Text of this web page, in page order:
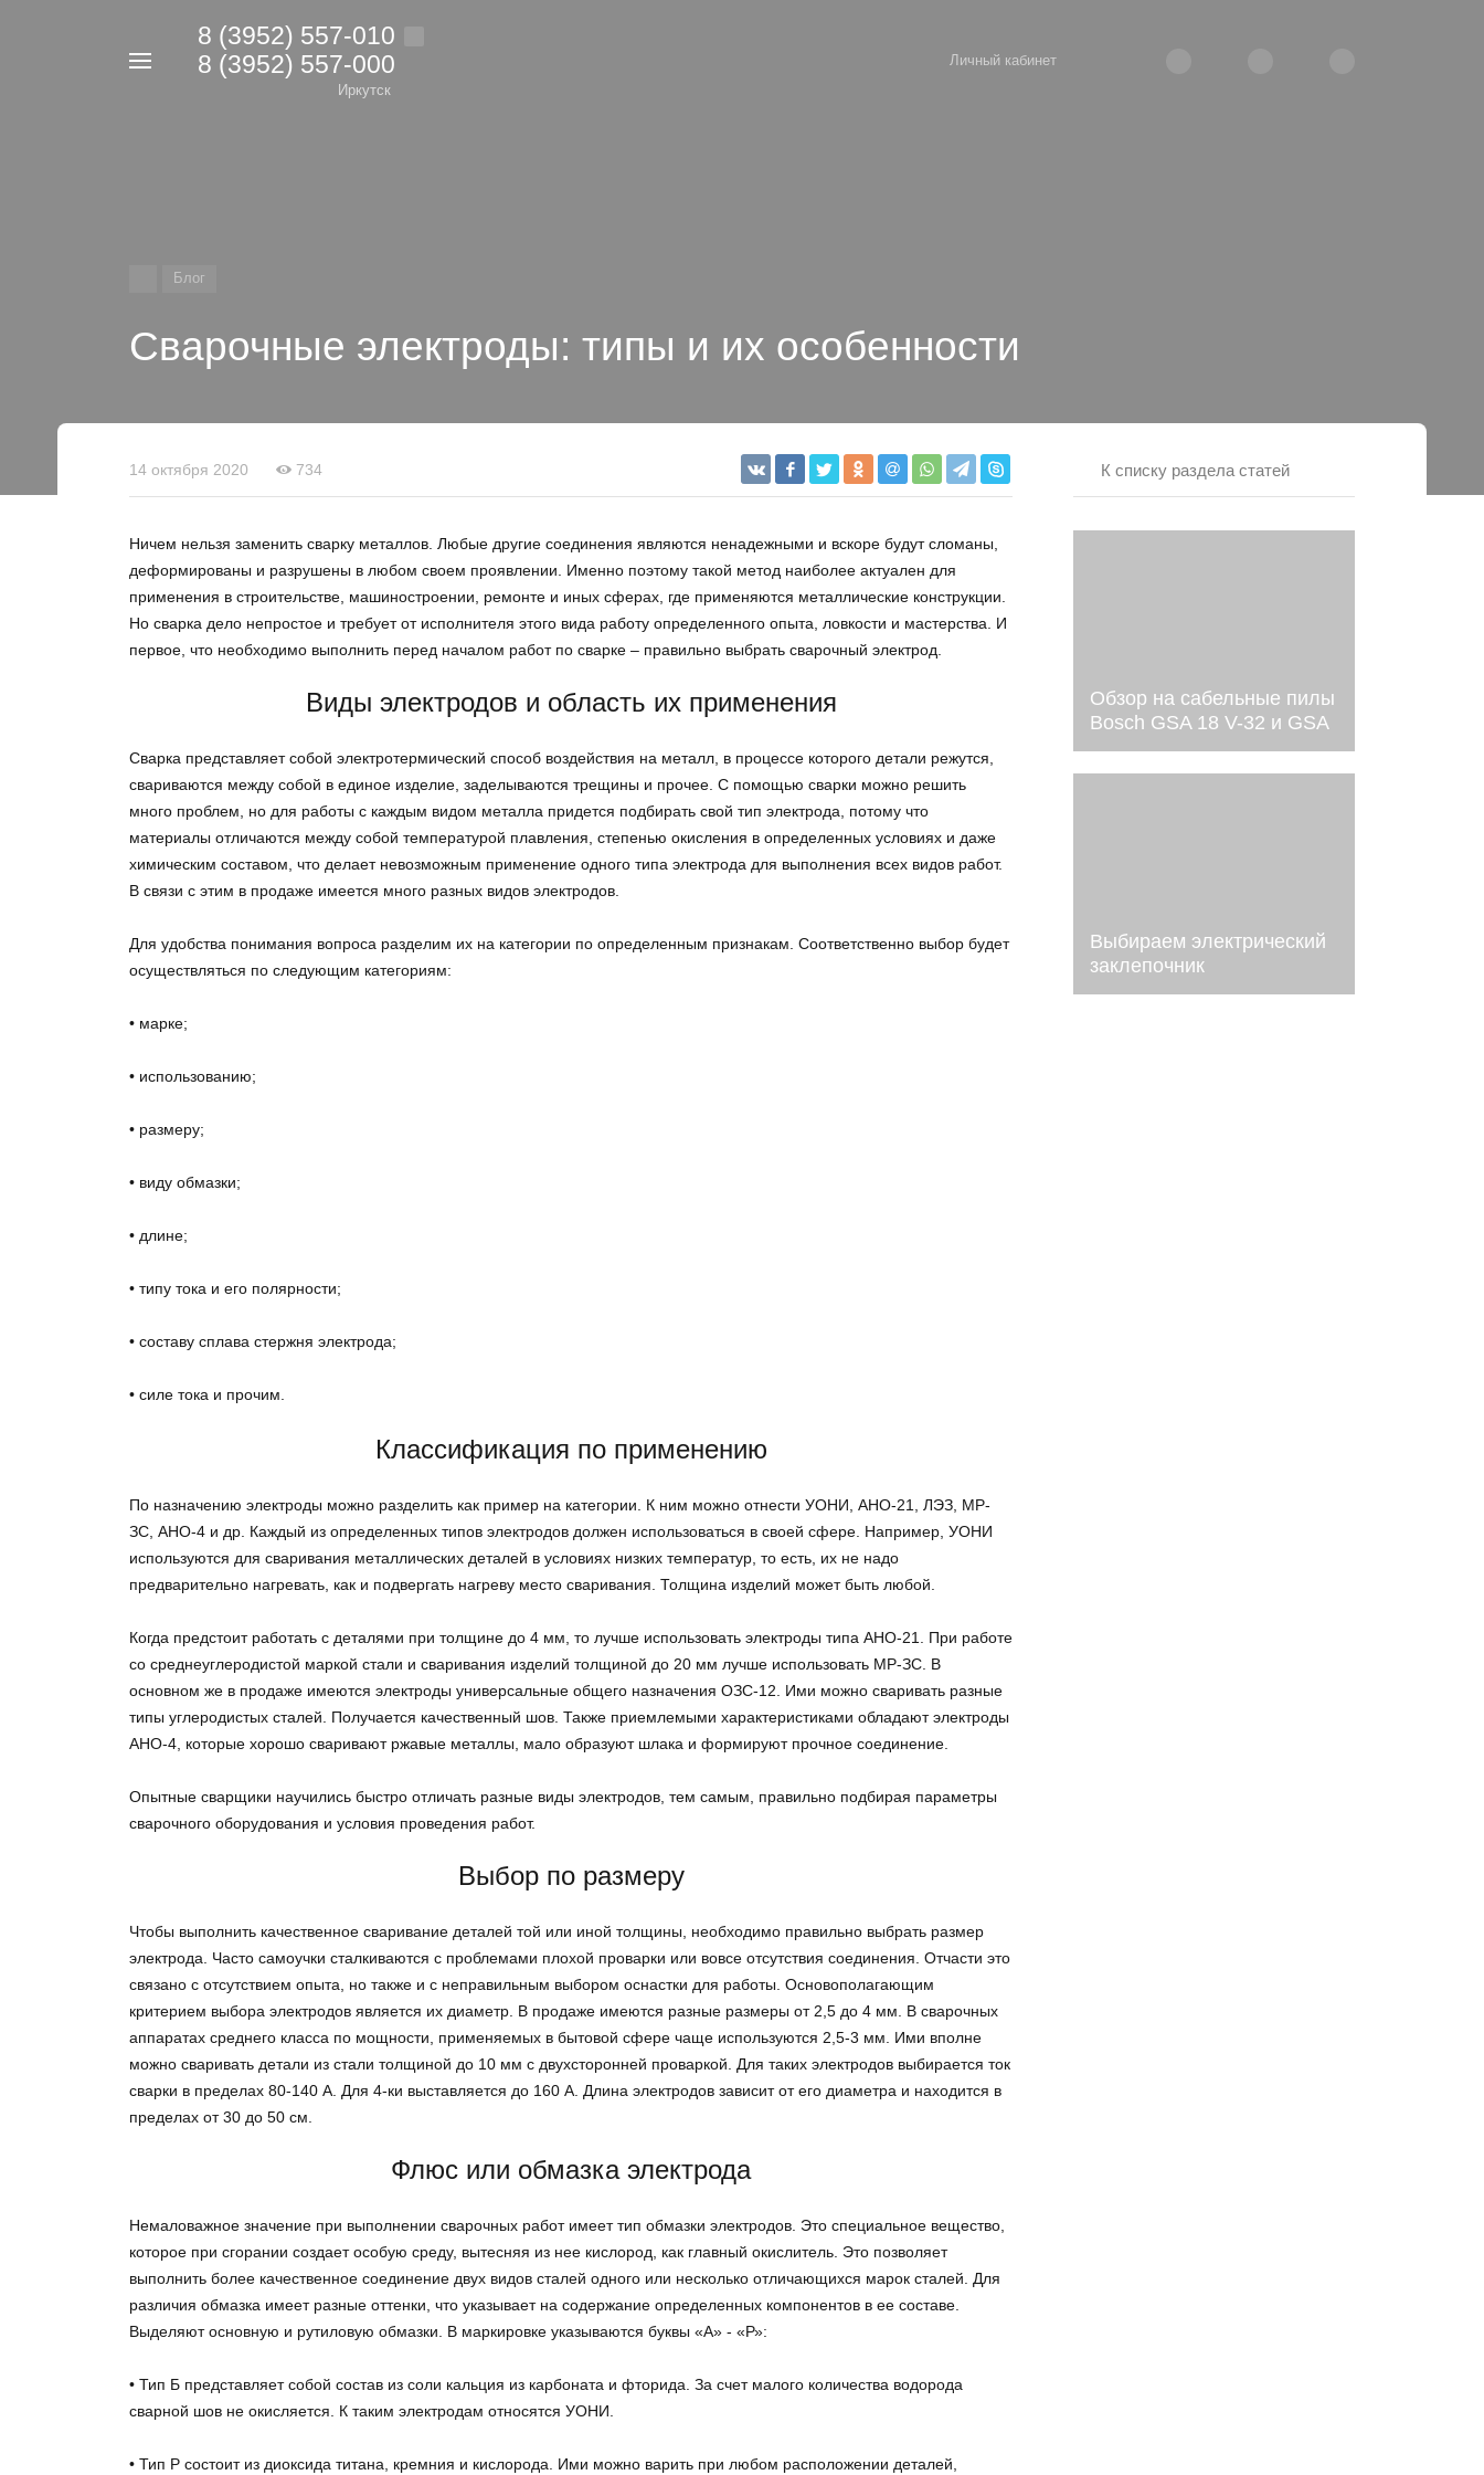
8 (3952) 557-010
8 (3952) 557-000
Иркутск
Личный кабинет
Блог
Сварочные электроды: типы и их особенности
14 октября 2020 734
Ничем нельзя заменить сварку металлов. Любые другие соединения являются ненадежными и вскоре будут сломаны,
деформированы и разрушены в любом своем проявлении. Именно поэтому такой метод наиболее актуален для
применения в строительстве, машиностроении, ремонте и иных сферах, где применяются металлические конструкции.
Но сварка дело непростое и требует от исполнителя этого вида работу определенного опыта, ловкости и мастерства. И
первое, что необходимо выполнить перед началом работ по сварке – правильно выбрать сварочный электрод.
Виды электродов и область их применения
Сварка представляет собой электротермический способ воздействия на металл, в процессе которого детали режутся,
свариваются между собой в единое изделие, заделываются трещины и прочее. С помощью сварки можно решить
много проблем, но для работы с каждым видом металла придется подбирать свой тип электрода, потому что
материалы отличаются между собой температурой плавления, степенью окисления в определенных условиях и даже
химическим составом, что делает невозможным применение одного типа электрода для выполнения всех видов работ.
В связи с этим в продаже имеется много разных видов электродов.
Для удобства понимания вопроса разделим их на категории по определенным признакам. Соответственно выбор будет
осуществляться по следующим категориям:
• марке;
• использованию;
• размеру;
• виду обмазки;
• длине;
• типу тока и его полярности;
• составу сплава стержня электрода;
• силе тока и прочим.
Классификация по применению
По назначению электроды можно разделить как пример на категории. К ним можно отнести УОНИ, АНО-21, ЛЭЗ, МР-
ЗС, АНО-4 и др. Каждый из определенных типов электродов должен использоваться в своей сфере. Например, УОНИ
используются для сваривания металлических деталей в условиях низких температур, то есть, их не надо
предварительно нагревать, как и подвергать нагреву место сваривания. Толщина изделий может быть любой.
Когда предстоит работать с деталями при толщине до 4 мм, то лучше использовать электроды типа АНО-21. При работе
со среднеуглеродистой маркой стали и сваривания изделий толщиной до 20 мм лучше использовать МР-ЗС. В
основном же в продаже имеются электроды универсальные общего назначения ОЗС-12. Ими можно сваривать разные
типы углеродистых сталей. Получается качественный шов. Также приемлемыми характеристиками обладают электроды
АНО-4, которые хорошо сваривают ржавые металлы, мало образуют шлака и формируют прочное соединение.
Опытные сварщики научились быстро отличать разные виды электродов, тем самым, правильно подбирая параметры
сварочного оборудования и условия проведения работ.
Выбор по размеру
Чтобы выполнить качественное сваривание деталей той или иной толщины, необходимо правильно выбрать размер
электрода. Часто самоучки сталкиваются с проблемами плохой проварки или вовсе отсутствия соединения. Отчасти это
связано с отсутствием опыта, но также и с неправильным выбором оснастки для работы. Основополагающим
критерием выбора электродов является их диаметр. В продаже имеются разные размеры от 2,5 до 4 мм. В сварочных
аппаратах среднего класса по мощности, применяемых в бытовой сфере чаще используются 2,5-3 мм. Ими вполне
можно сваривать детали из стали толщиной до 10 мм с двухсторонней проваркой. Для таких электродов выбирается ток
сварки в пределах 80-140 А. Для 4-ки выставляется до 160 А. Длина электродов зависит от его диаметра и находится в
пределах от 30 до 50 см.
Флюс или обмазка электрода
Немаловажное значение при выполнении сварочных работ имеет тип обмазки электродов. Это специальное вещество,
которое при сгорании создает особую среду, вытесняя из нее кислород, как главный окислитель. Это позволяет
выполнить более качественное соединение двух видов сталей одного или несколько отличающихся марок сталей. Для
различия обмазка имеет разные оттенки, что указывает на содержание определенных компонентов в ее составе.
Выделяют основную и рутиловую обмазки. В маркировке указываются буквы «А» - «Р»:
• Тип Б представляет собой состав из соли кальция из карбоната и фторида. За счет малого количества водорода
сварной шов не окисляется. К таким электродам относятся УОНИ.
• Тип Р состоит из диоксида титана, кремния и кислорода. Ими можно варить при любом расположении деталей,
К списку раздела статей
Обзор на сабельные пилы
Bosch GSA 18 V-32 и GSA
16-32
Выбираем электрический
заклепочник